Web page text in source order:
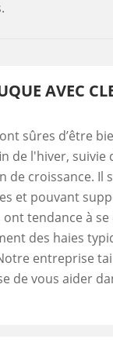
AVEC
sûres d’être
de l'hiver, suivie
croissance. Il
et pouvant
ont tendance à
des haies
entreprise
de vous aider